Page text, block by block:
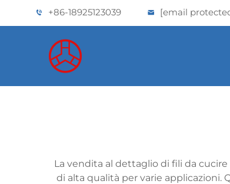
+86-18925123039 [email
La vendita al dettaglio di fili da
di alta qualità per varie